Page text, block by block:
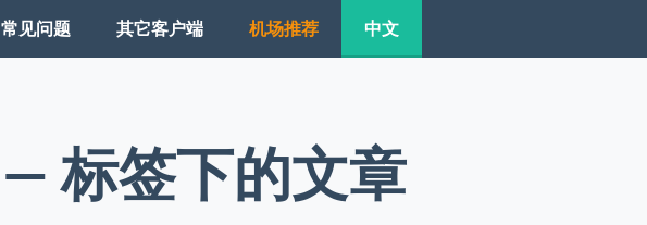
常见问题 其它客户端 机场推荐 中文
标签下的文章